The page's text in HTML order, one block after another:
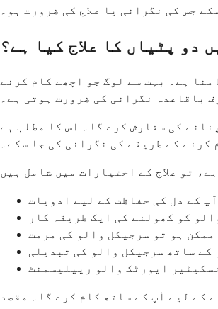
جس کی نگرانی یا علاج کی ضرورت ہو۔
دو پٹیاں کا علاج کیا ہے؟
ہے۔ بہت سے لوگ جو اچھے کام کرنے
باقاعدہ نگرانی کی ضرورت ہوتی ہے۔
کی سفارش کرے گا۔ اس کا مطلب ہے
کے طریقے کی نگرانی کی جا سکے۔
آپ کے دل کی حفاظت کے لیے ادویات
کو کھولنے کی ایک طریقہ کار
ممکن ہو تو سرجیکل والو کی مرمت
کے ساتھ سرجیکل والو کی تبدیلی
کے لیے آپ کے ساتھ کام کرے گا۔ مقصد